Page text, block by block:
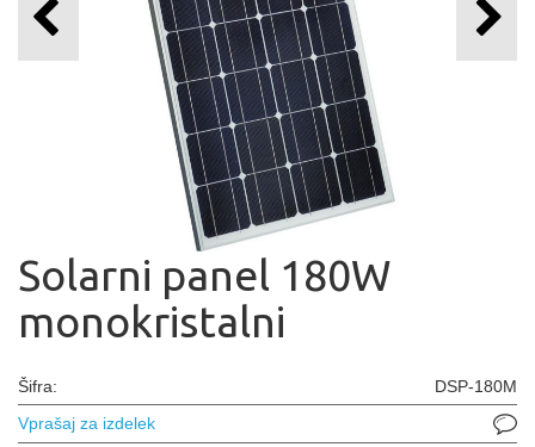
Solarni panel 180W
monokristalni
Šifra:
DSP-180M
Vprašaj za izdelek